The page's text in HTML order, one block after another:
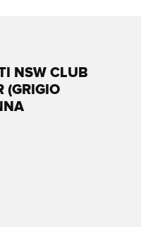
NSW CLUB
(GRIGIO